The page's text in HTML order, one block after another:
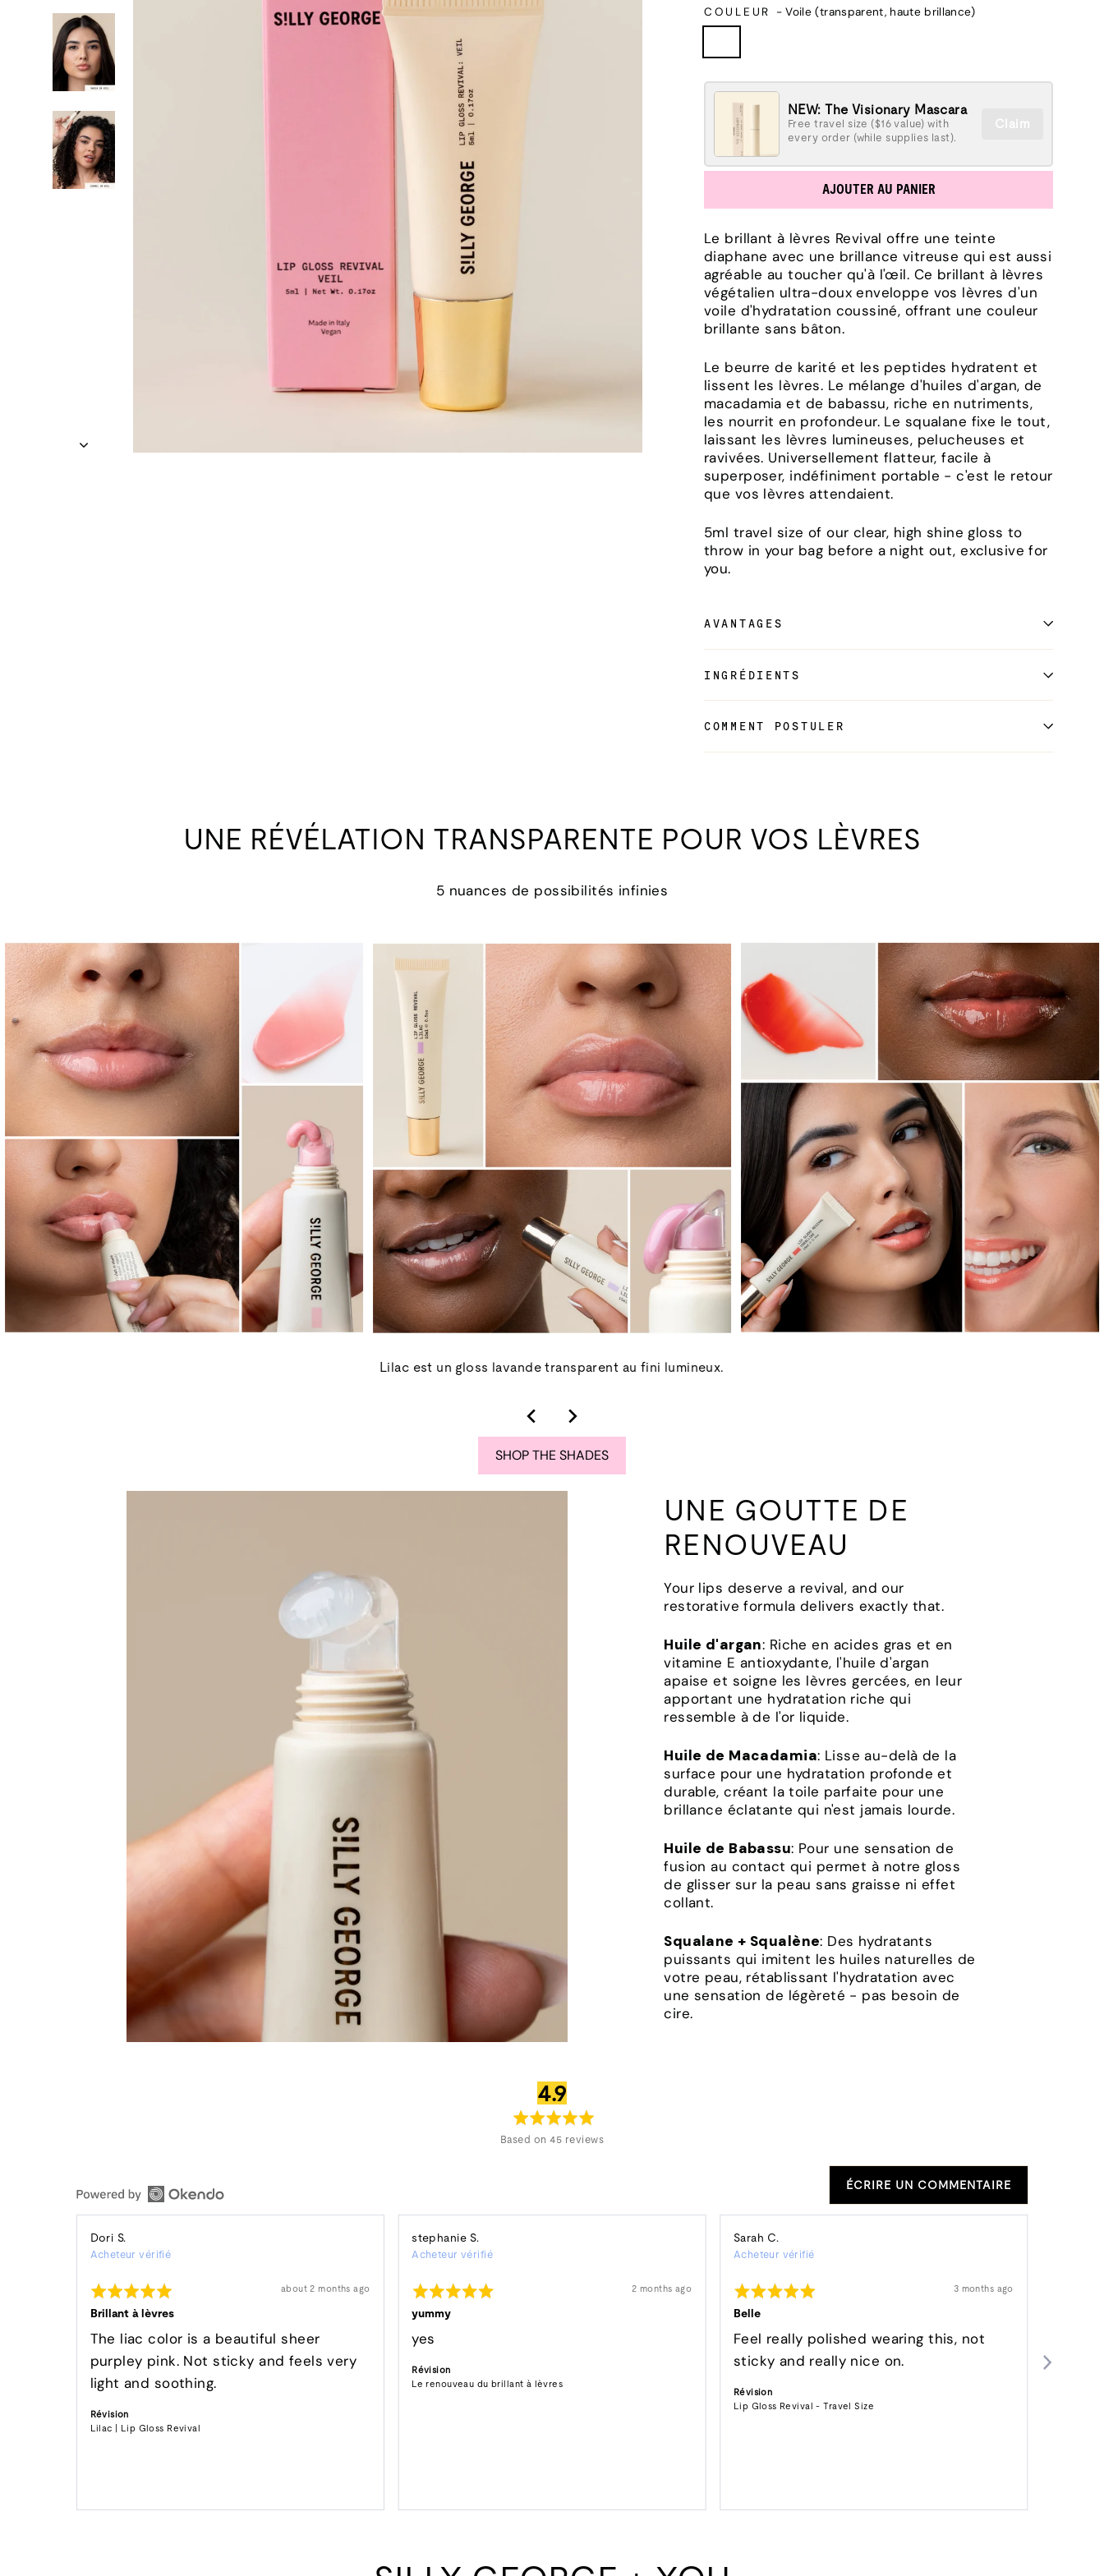
vente
COULEUR -Voile (transparent, haute brillance)
NEW: The Visionary Mascara
Free travel size ($16 value) with
every order (while supplies last).
Claim
AJOUTER AU PANIER
Le brillant à lèvres Revival offre une teinte
diaphane avec une brillance vitreuse qui est aussi
agréable au toucher qu'à l'œil. Ce brillant à lèvres
végétalien ultra-doux enveloppe vos lèvres d'un
voile d'hydratation coussiné, offrant une couleur
brillante sans bâton.
Le beurre de karité et les peptides hydratent et
lissent les lèvres. Le mélange d'huiles d'argan, de
macadamia et de babassu, riche en nutriments,
les nourrit en profondeur. Le squalane fixe le tout,
laissant les lèvres lumineuses, pelucheuses et
ravivées. Universellement flatteur, facile à
superposer, indéfiniment portable - c'est le retour
que vos lèvres attendaient.
5ml travel size of our clear, high shine gloss to
throw in your bag before a night out, exclusive for
you.
AVANTAGES
INGRÉDIENTS
COMMENT POSTULER
UNE RÉVÉLATION TRANSPARENTE POUR VOS LÈVRES
5 nuances de possibilités infinies
Lilac est un gloss lavande transparent au fini lumineux.
SHOP THE SHADES
UNE GOUTTE DE
RENOUVEAU
Your lips deserve a revival, and our
restorative formula delivers exactly that.
Huile d'argan: Riche en acides gras et en
vitamine E antioxydante, l'huile d'argan
apaise et soigne les lèvres gercées, en leur
apportant une hydratation riche qui
ressemble à de l'or liquide.
Huile de Macadamia: Lisse au-delà de la
surface pour une hydratation profonde et
durable, créant la toile parfaite pour une
brillance éclatante qui n'est jamais lourde.
Huile de Babassu: Pour une sensation de
fusion au contact qui permet à notre gloss
de glisser sur la peau sans graisse ni effet
collant.
Squalane + Squalène: Des hydratants
puissants qui imitent les huiles naturelles de
votre peau, rétablissant l'hydratation avec
une sensation de légèreté - pas besoin de
cire.
note
moyenne
4.9sur
5
Based on 45 reviews
ÉCRIRE UN COMMENTAIRE
Dori S.
by
S.
Acheteur vérifié
Rated
5
out
5
Révision
about 2 months ago
Brillant à lèvres
The liac color is a beautiful sheer
purpley pink. Not sticky and feels very
light and soothing.
Révision
Lilac | Lip Gloss Revival
stephanie S.
by
S.
Acheteur vérifié
Rated
5
out
of
5
Révision
2 months ago
yummy
yes
Révision
Le renouveau du brillant à lèvres
Sarah C.
de
C.
Acheteur vérifié
Rated
5
out
5
Révision
3 months ago
Belle
Feel really polished wearing this, not
sticky and really nice on.
Révision
Lip Gloss Revival - Travel Size